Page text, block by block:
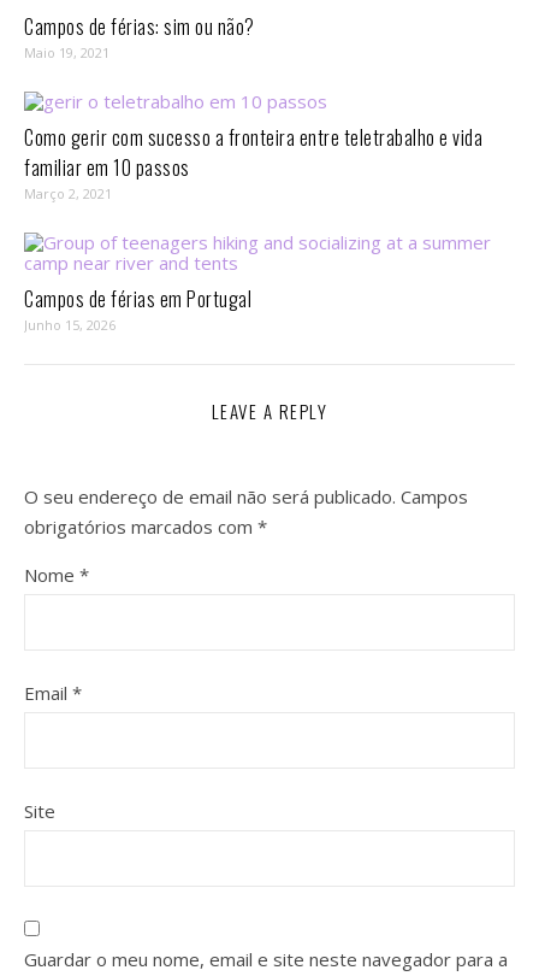
Campos de férias: sim ou não?
Maio 19, 2021
Como gerir com sucesso a fronteira entre teletrabalho e vida
familiar em 10 passos⁣
Março 2, 2021
Campos de férias em Portugal
Junho 15, 2026
LEAVE A REPLY
O seu endereço de email não será publicado. Campos
obrigatórios marcados com *
Nome *
Email *
Site
Guardar o meu nome, email e site neste navegador para a